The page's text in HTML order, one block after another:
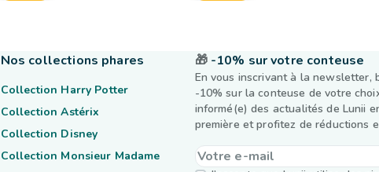
🎁 -10% sur votre conteuse
En vous inscrivant à la newsletter,
-10% sur la conteuse de votre
informé(e) des actualités de Lunii
première et profitez de réductions
Nos collections phares
Collection Harry Potter
Collection Astérix
Collection Disney
Collection Monsieur Madame